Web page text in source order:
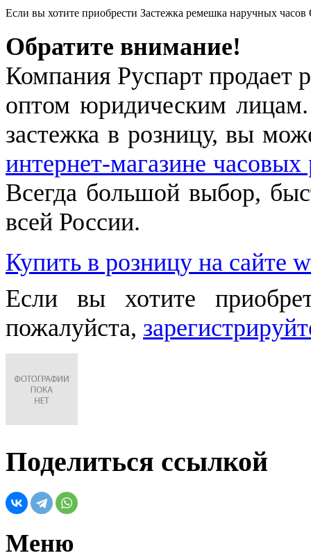
Если вы хотите приобрести Застежка ремешка наручных
Обратите внимание!
Компания Руспарт продает
оптом юридическим
застежка в розницу, вы
интернет-магазине
Всегда большой выбор,
всей России.
Купить в розницу на сайте
Если вы хотите
пожалуйста,
Поделиться ссылкой
Меню